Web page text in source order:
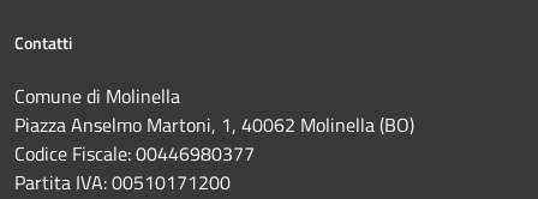
Contatti
Comune di Molinella
Piazza Anselmo Martoni, 1, 40062 Molinella (BO)
Codice Fiscale: 00446980377
Partita IVA: 00510171200